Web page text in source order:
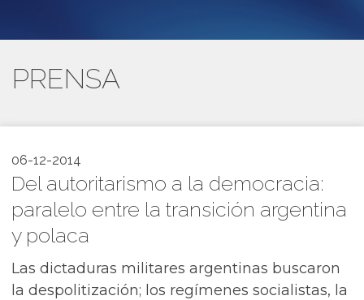
PRENSA
06-12-2014
Del autoritarismo a la democracia:
paralelo entre la transición argentina
y polaca
Las dictaduras militares argentinas buscaron
la despolitización; los regímenes socialistas, la